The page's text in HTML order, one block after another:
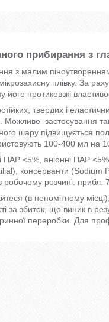
прибирання з
з малим
плівку. За
протиковзкі
твердих і
Можливе застосування
шару підвищується
100-400 мл на
<5%, аніонні ПАР
консерванти (Sodium
робочому розчині: прибл. 7
(в непомітному
за збиток, що виник в
переробки. Для